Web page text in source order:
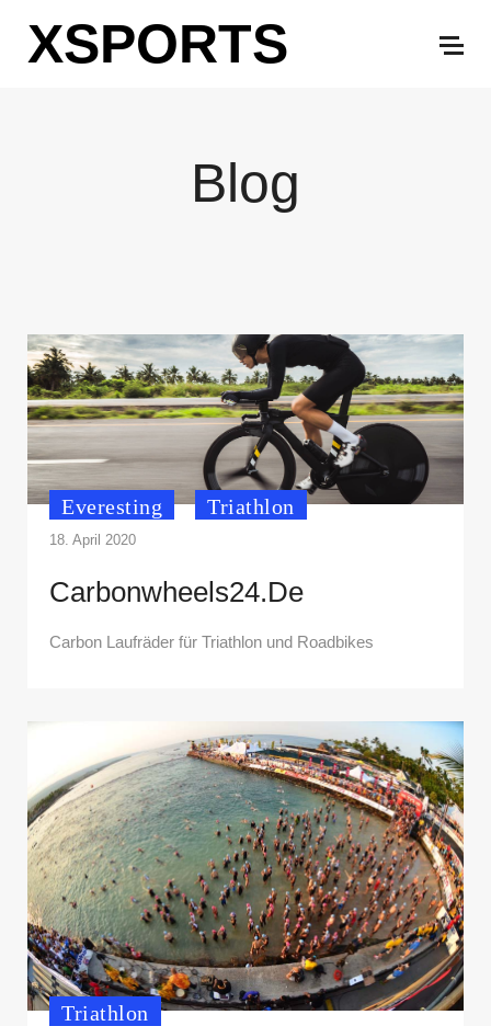
XSPORTS
Blog
Everesting Triathlon
18. April 2020
Carbonwheels24.de
Carbon Laufräder für Triathlon und Roadbikes
Triathlon